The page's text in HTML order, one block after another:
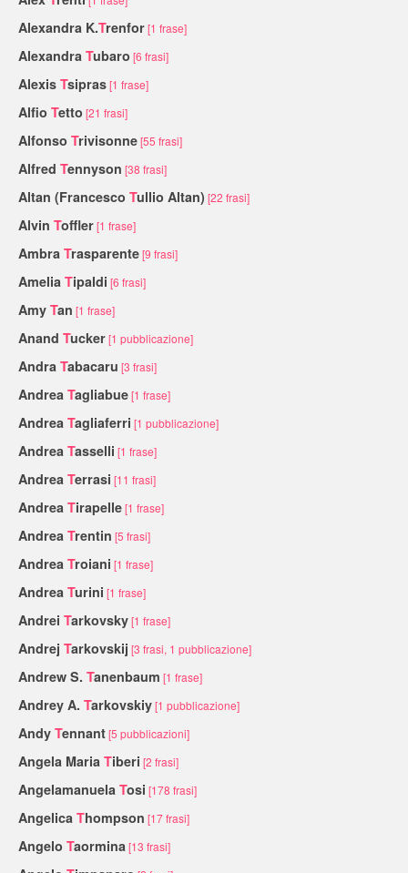
Alexandra K.Trenfor[1 frase]
Alexandra Tubaro [6 frasi]
Alexis Tsipras[1 frase]
Alfio Tetto [21 frasi]
Alfonso Trivisonne[55 frasi]
Alfred Tennyson [38 frasi]
Altan (Francesco Tullio Altan) [22 frasi]
Alvin Toffler[1 frase]
Ambra Trasparente[9 frasi]
Amelia Tipaldi [6 frasi]
Amy Tan [1 frase]
Anand Tucker[1 pubblicazione]
Andra Tabacaru [3 frasi]
Andrea Tagliabue[1 frase]
Andrea Tagliaferri [1 pubblicazione]
Andrea Tasselli [1 frase]
Andrea Terrasi [11 frasi]
Andrea Tirapelle[1 frase]
Andrea Trentin [5 frasi]
Andrea Troiani [1 frase]
Andrea Turini [1 frase]
Andrei Tarkovsky[1 frase]
Andrej Tarkovskij [3 frasi, 1 pubblicazione]
Andrew S. Tanenbaum [1 frase]
Andrey A. Tarkovskiy[1 pubblicazione]
Andy Tennant[5 pubblicazioni]
Angela Maria Tiberi [2 frasi]
Angelamanuela Tosi [178 frasi]
Angelica Thompson [17 frasi]
Angelo Taormina [13 frasi]